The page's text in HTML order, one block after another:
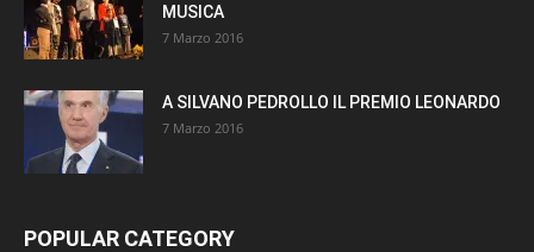
MUSICA
7 Marzo 2016
A SILVANO PEDROLLO IL PREMIO LEONARDO
7 Marzo 2016
POPULAR CATEGORY